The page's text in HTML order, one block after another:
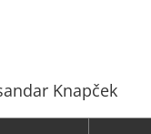
Knapček